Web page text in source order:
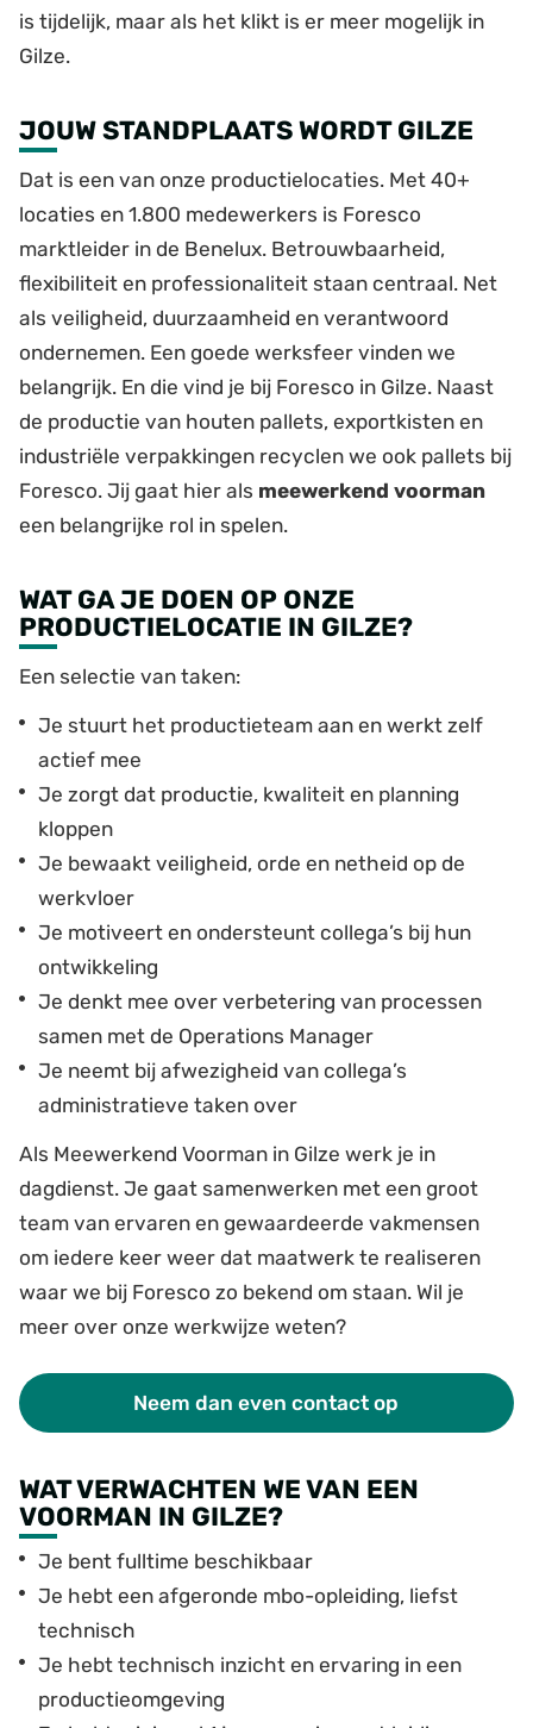
is tijdelijk, maar als het klikt is er meer mogelijk in
Gilze.
JOUW STANDPLAATS WORDT GILZE
Dat is een van onze productielocaties. Met 40+
locaties en 1.800 medewerkers is Foresco
marktleider in de Benelux. Betrouwbaarheid,
flexibiliteit en professionaliteit staan centraal. Net
als veiligheid, duurzaamheid en verantwoord
ondernemen. Een goede werksfeer vinden we
belangrijk. En die vind je bij Foresco in Gilze. Naast
de productie van houten pallets, exportkisten en
industriële verpakkingen recyclen we ook pallets bij
Foresco. Jij gaat hier als meewerkend voorman
een belangrijke rol in spelen.
WAT GA JE DOEN OP ONZE
PRODUCTIELOCATIE IN GILZE?
Een selectie van taken:
Je stuurt het productieteam aan en werkt zelf
actief mee
Je zorgt dat productie, kwaliteit en planning
kloppen
Je bewaakt veiligheid, orde en netheid op de
werkvloer
Je motiveert en ondersteunt collega’s bij hun
ontwikkeling
Je denkt mee over verbetering van processen
samen met de Operations Manager
Je neemt bij afwezigheid van collega’s
administratieve taken over
Als Meewerkend Voorman in Gilze werk je in
dagdienst. Je gaat samenwerken met een groot
team van ervaren en gewaardeerde vakmensen
om iedere keer weer dat maatwerk te realiseren
waar we bij Foresco zo bekend om staan. Wil je
meer over onze werkwijze weten?
Neem dan even contact op
WAT VERWACHTEN WE VAN EEN
VOORMAN IN GILZE?
Je bent fulltime beschikbaar
Je hebt een afgeronde mbo-opleiding, liefst
technisch
Je hebt technisch inzicht en ervaring in een
productieomgeving